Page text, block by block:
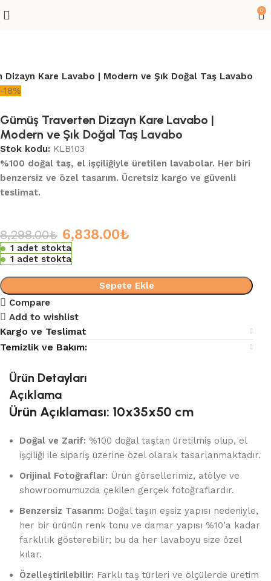
0
Dizayn Kare Lavabo | Modern ve Şık Doğal Taş Lavabo
-18%
Gümüş Traverten Dizayn Kare Lavabo |
Modern ve Şık Doğal Taş Lavabo
Stok kodu: KLB103
%100 doğal taş, el işçiliğiyle üretilen lavabolar. Her biri
benzersiz ve özel tasarım. Ücretsiz kargo ve güvenli
teslimat.
8,298.00₺ 6,838.00₺
1 adet stokta
1 adet stokta
Sepete Ekle
Compare
Add to wishlist
Kargo ve Teslimat
Temizlik ve Bakım:
Ürün Detayları
Açıklama
Ürün Açıklaması: 10x35x50 cm
Doğal ve Zarif: %100 doğal taştan üretilmiş olup, el
işçiliği ile sipariş üzerine özel olarak tasarlanmaktadır.
Orijinal Fotoğraflar: Ürün görsellerimiz, atölye ve
showroomumuzda çekilen gerçek fotoğraflardır.
Benzersiz Tasarım: Doğal taşın eşsiz yapısı nedeniyle,
her bir ürünün renk tonu ve damar yapısı %10’a kadar
farklılık gösterebilir; bu da her lavaboyu size özel
kılar.
Özelleştirilebilir: Farklı taş türleri ve ölçülerde üretim